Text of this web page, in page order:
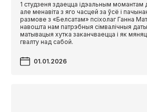
1 студзеня здаецца ідэальным
але менавіта з яго часцей за ўсё і
размове з «Белсатам» псіхолаг Ганна
навошта нам патрэбныя сімвалічныя
матывацыя хутка заканчваецца і як
гвалту над сабой.
01.01.2026